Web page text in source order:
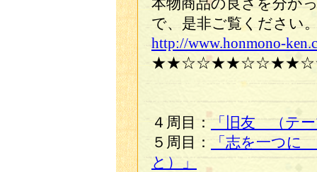
本物商品の良さを分か
で、是非ご覧ください
http://www.honmono-
４周目： 「旧友 （テー
５周目：
「志を一つに
と）」